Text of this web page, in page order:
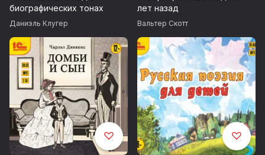
© ИДДК
биографических тонах
Даниэль Клугер
лет назад
Вальтер Скотт